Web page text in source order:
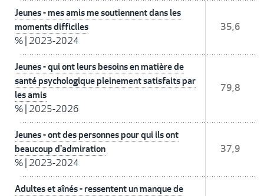
Jeunes - mes amis me soutiennent dans les
moments difficiles
% 2023-2024
35,6
Jeunes - qui ont leurs besoins en matière de
santé psychologique pleinement satisfaits par
les amis
% 2025-2026
79,8
Jeunes - ont des personnes pour qui ils ont
beaucoup d'admiration
% 2023-2024
37,9
Adultes et aînés - ressentent un manque de